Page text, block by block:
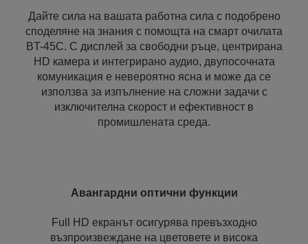
Дайте сила на вашата работна сила с подобрено
споделяне на знания с помощта на смарт очилата
BT-45C. С дисплей за свободни ръце, центрирана
HD камера и интегрирано аудио, двупосочната
комуникация е невероятно ясна и може да се
използва за изпълнение на сложни задачи с
изключителна скорост и ефективност в
промишлената среда.
Авангардни оптични функции
Full HD екранът осигурява превъзходно
възпроизвеждане на цветовете и висока